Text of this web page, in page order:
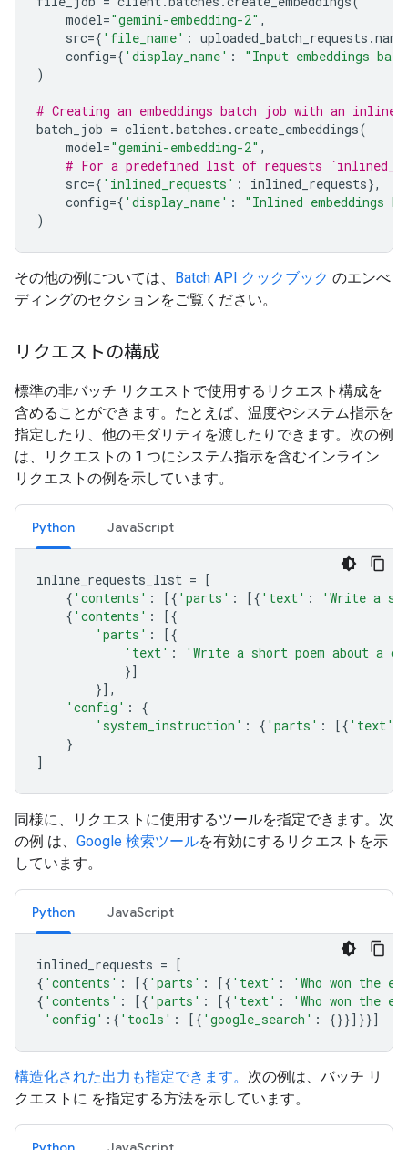
model="gemini-embedding-2" ,
src={ 'file_name' : uploaded_batch_requests .name
config={ 'display_name' :
"Input embeddings
)
# Creating an embeddings batch job with an inline
batch_job = client.batches .create_embeddings(
model="gemini-embedding-2" ,
# For a predefined list of requests
src={ 'inlined_requests' : inlined_requests},
config={ 'display_name' :
"Inlined embeddings
)
その他の例については、 Batch API クックブック のエンべ
ディングのセクションをご覧ください。
リクエストの構成
標準の非バッチ リクエストで使用するリクエスト構成を
含めることができます。たとえば、温度やシステム指示を
指定したり、他のモダリティを渡したりできます。次の例
は、リクエストの 1 つにシステム指示を含むインライン
リクエストの例を示しています。
Python JavaScript
inline_requests_list = [
{ 'contents' : [{ 'parts' : [{ 'text' :
'Write a
{ 'contents' :
[{
'parts' :
[{
'text' :
'Write a short poem about a
}]
}],
'config' :
{
'system_instruction' : { 'parts' : [{ 'text'
}
]
同様に、リクエストに使用するツールを指定できます。次
の例 は、 Google 検索ツールを有効にするリクエストを示
しています。
Python JavaScript
inlined_requests = [
{ 'contents' : [{ 'parts' : [{ 'text' :
'Who won the
{ 'contents' : [{ 'parts' : [{ 'text' :
'Who won the
'config' :{ 'tools' : [{ 'google_search' : {}}]}}]
構造化された出力も指定できます。 次の例は、バッチ リ
クエストに を指定する方法を示しています。